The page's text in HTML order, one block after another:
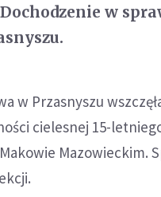
w
w Przasnyszu
cielesnej 15-
Mazowieckim.